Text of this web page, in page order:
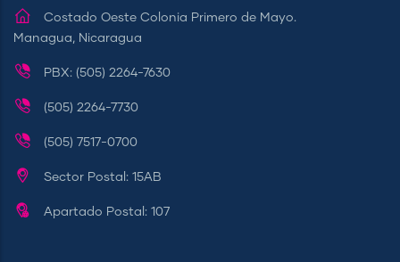
Costado Oeste Colonia Primero de Mayo.
Managua, Nicaragua
PBX: (505) 2264-7630
(505) 2264-7730
(505) 7517-0700
Sector Postal: 15AB
Apartado Postal: 107